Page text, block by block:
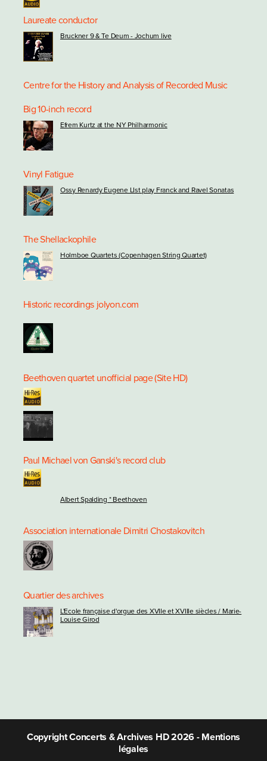
Laureate conductor
Bruckner 9 & Te Deum - Jochum live
Centre for the History and Analysis of Recorded Music
Big 10-inch record
Efrem Kurtz at the NY Philharmonic
Vinyl Fatigue
Ossy Renardy Eugene LIst play Franck and Ravel Sonatas
The Shellackophile
Holmboe Quartets (Copenhagen String Quartet)
Historic recordings jolyon.com
Beethoven quartet unofficial page (Site HD)
Paul Michael von Ganski's record club
Albert Spalding * Beethoven
Association internationale Dimitri Chostakovitch
Quartier des archives
L'Ecole française d'orgue des XVIIe et XVIIIe siècles / Marie-
Louise Girod
Copyright Concerts & Archives HD 2026 - Mentions
légales